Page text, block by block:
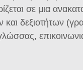
σε μια
και δεξιοτήτων